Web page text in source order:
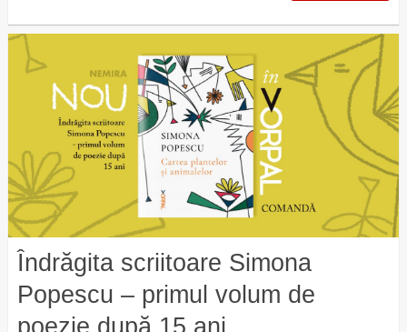
Îndrăgita scriitoare Simona
Popescu – primul volum de
poezie după 15 ani